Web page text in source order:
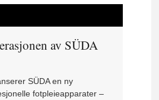
av SÜDA
SÜDA en ny
fotpleieapparater –